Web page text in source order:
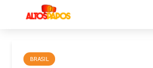
BRASIL